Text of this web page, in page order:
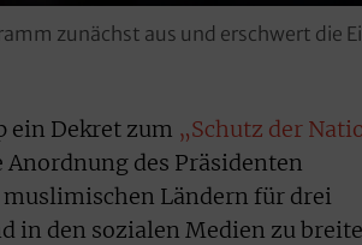
zunächst aus und erschwert die
ein Dekret zum „Schutz der
Anordnung des Präsidenten
Ländern für drei
in den sozialen Medien zu